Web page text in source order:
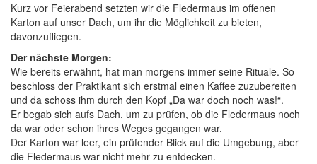
Kurz vor Feierabend setzten wir die Fledermaus im offenen
Karton auf unser Dach, um ihr die Möglichkeit zu bieten,
davonzufliegen.
Der nächste Morgen:
Wie bereits erwähnt, hat man morgens immer seine Rituale. So
beschloss der Praktikant sich erstmal einen Kaffee zuzubereiten
und da schoss ihm durch den Kopf „Da war doch noch was!“.
Er begab sich aufs Dach, um zu prüfen, ob die Fledermaus noch
da war oder schon ihres Weges gegangen war.
Der Karton war leer, ein prüfender Blick auf die Umgebung, aber
die Fledermaus war nicht mehr zu entdecken.